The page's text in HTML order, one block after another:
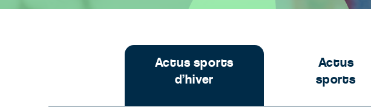
Actus sports
d’hiver
Actus
sports